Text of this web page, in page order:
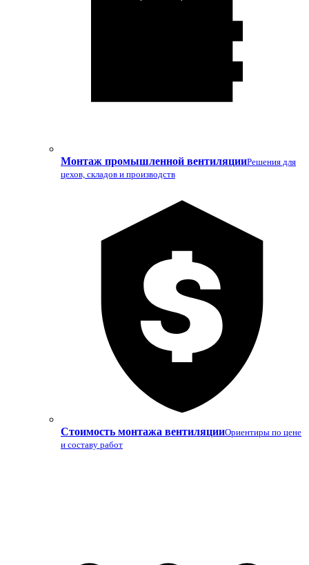
Монтаж промышленной вентиляцииРешения для
цехов, складов и производств
Стоимость монтажа вентиляцииОриентиры по цене
и составу работ